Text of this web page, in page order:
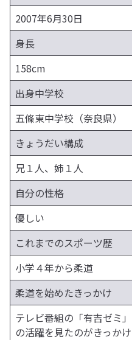
2007年6月30日
身長
158cm
出身中学校
五條東中学校（奈良県）
きょうだい構成
兄１人、姉１人
自分の性格
優しい
これまでのスポーツ歴
小学４年から柔道
柔道を始めたきっかけ
テレビ番組の「有吉ゼミ
の活躍を見たのがきっかけ